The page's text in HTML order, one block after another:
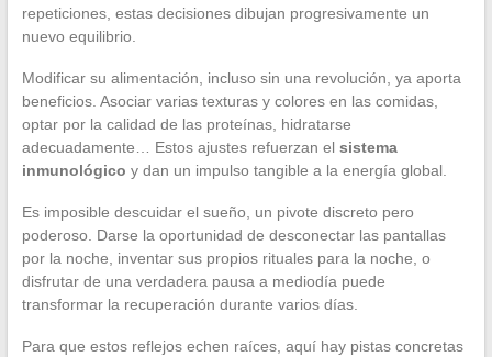
repeticiones, estas decisiones dibujan progresivamente un
nuevo equilibrio.
Modificar su alimentación, incluso sin una revolución, ya aporta
beneficios. Asociar varias texturas y colores en las comidas,
optar por la calidad de las proteínas, hidratarse
adecuadamente… Estos ajustes refuerzan el sistema
inmunológico y dan un impulso tangible a la energía global.
Es imposible descuidar el sueño, un pivote discreto pero
poderoso. Darse la oportunidad de desconectar las pantallas
por la noche, inventar sus propios rituales para la noche, o
disfrutar de una verdadera pausa a mediodía puede
transformar la recuperación durante varios días.
Para que estos reflejos echen raíces, aquí hay pistas concretas